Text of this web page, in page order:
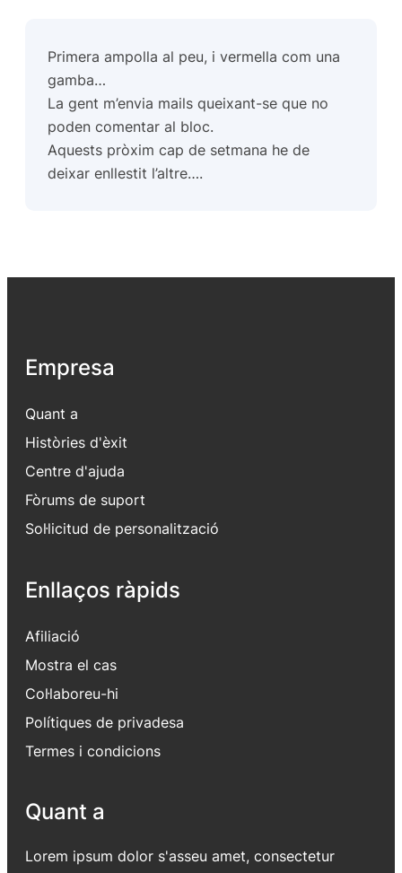
Primera ampolla al peu, i vermella com una
gamba…
La gent m’envia mails queixant-se que no
poden comentar al bloc.
Aquests pròxim cap de setmana he de
deixar enllestit l’altre….
Empresa
Quant a
Històries d'èxit
Centre d'ajuda
Fòrums de suport
Sol·licitud de personalització
Enllaços ràpids
Afiliació
Mostra el cas
Col·laboreu-hi
Polítiques de privadesa
Termes i condicions
Quant a
Lorem ipsum dolor s'asseu amet, consectetur